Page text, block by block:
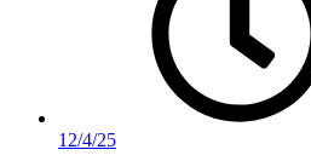
12/4/25